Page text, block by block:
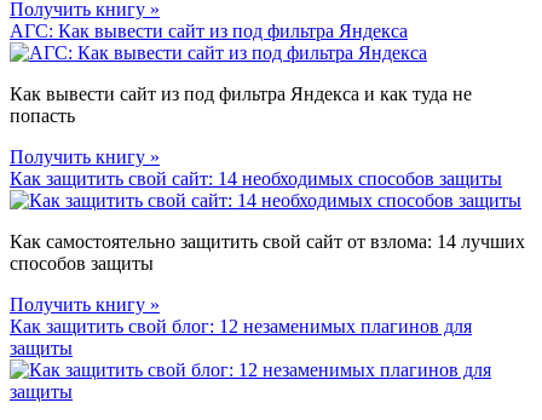
Получить книгу »
АГС: Как вывести сайт из под фильтра Яндекса
Как вывести сайт из под фильтра Яндекса и как туда не
попасть
Получить книгу »
Как защитить свой сайт: 14 необходимых способов защиты
Как самостоятельно защитить свой сайт от взлома: 14 лучших
способов защиты
Получить книгу »
Как защитить свой блог: 12 незаменимых плагинов для
защиты